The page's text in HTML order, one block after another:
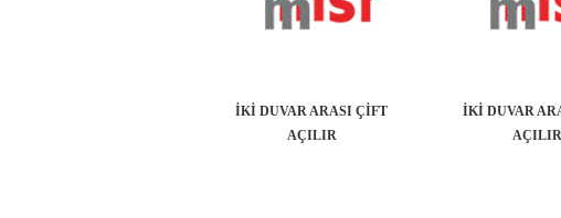
İKİ DUVAR ARASI ÇİFT
AÇILIR
İKİ DUVAR
AÇILIR